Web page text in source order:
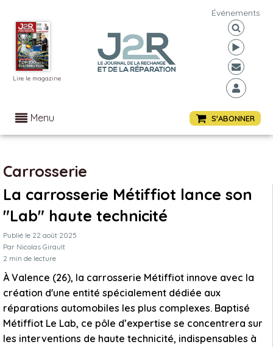
Lire le magazine
Événements
Menu S'ABONNER
Carrosserie
La carrosserie Métiffiot lance son
"Lab" haute technicité
Publié le 22 août 2025
Par Nicolas Girault
2 min de lecture
À Valence (26), la carrosserie Métiffiot innove avec la
création d'une entité spécialement dédiée aux
réparations automobiles les plus complexes. Baptisé
Métiffiot Le Lab, ce pôle d’expertise se concentrera sur
les interventions de haute technicité, indispensables à